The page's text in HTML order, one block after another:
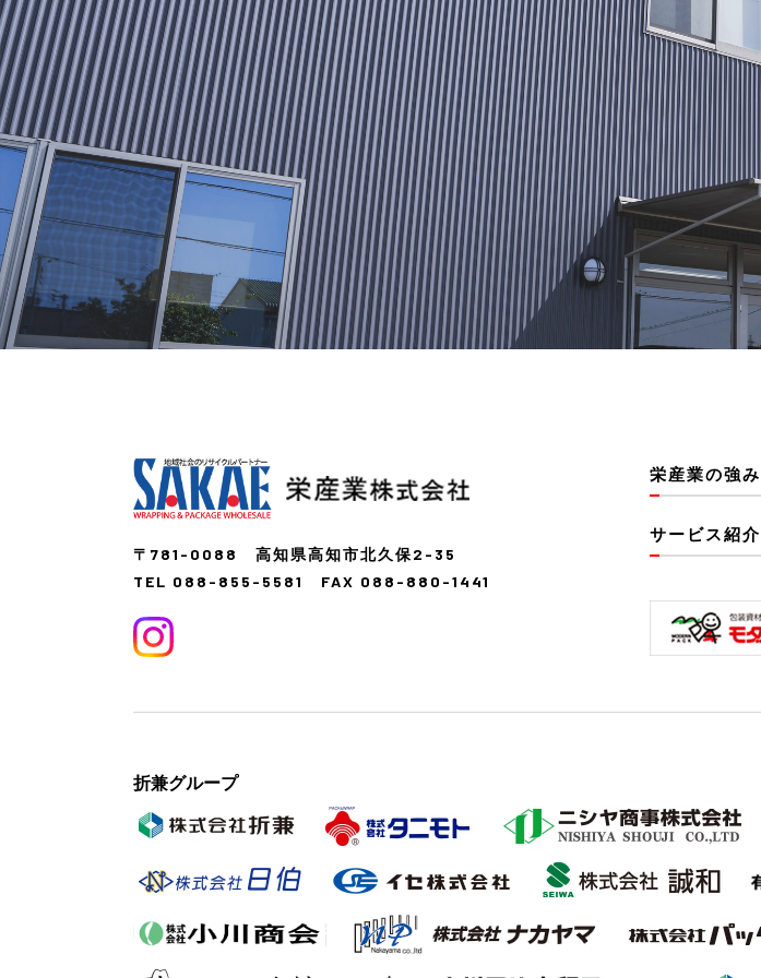
〒781-0088 高知県高知市北久保2-35
TEL 088-855-5581
FAX 088-880-1441
栄産業の強み
サービス紹介
折兼グループ